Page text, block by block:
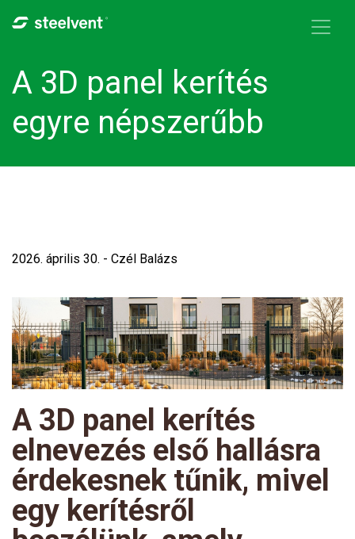
A 3D panel kerítés
egyre népszerűbb
2026. április 30. - Czél Balázs
A 3D panel kerítés
elnevezés első hallásra
érdekesnek tűnik, mivel
egy kerítésről